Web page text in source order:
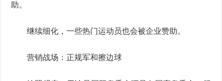
助。
继续细化，一些热门运动员也会被企业赞助。
营销战场：正规军和擦边球